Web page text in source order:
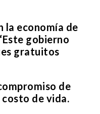
la economía de
gobierno
gratuitos
de
de vida.